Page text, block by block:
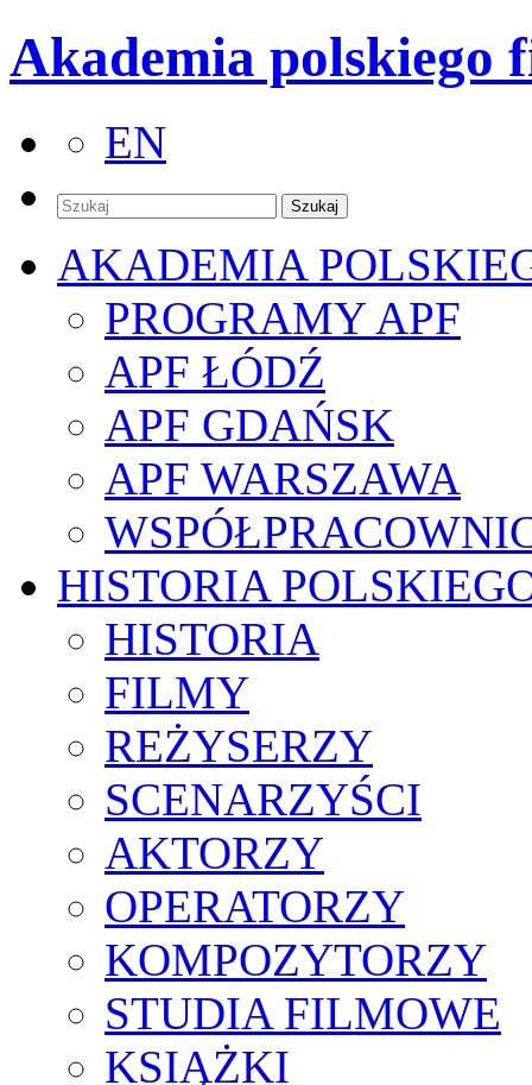
Akademia polskiego
EN
AKADEMIA
PROGRAMY APF
APF ŁÓDŹ
APF GDAŃSK
APF WARSZAWA
HISTORIA
HISTORIA
FILMY
REŻYSERZY
SCENARZYŚCI
AKTORZY
OPERATORZY
KOMPOZYTORZY
STUDIA FILMOWE
KSIĄŻKI